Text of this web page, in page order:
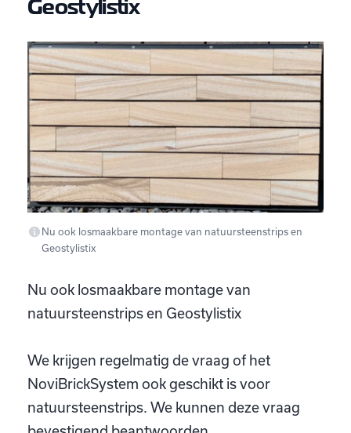
Geostylistix
Nu ook losmaakbare montage van natuursteenstrips en
Geostylistix
Nu ook losmaakbare montage van
natuursteenstrips en Geostylistix
We krijgen regelmatig de vraag of het
NoviBrickSystem ook geschikt is voor
natuursteenstrips. We kunnen deze vraag